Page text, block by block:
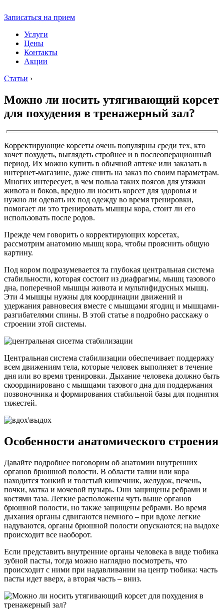
Записаться на прием
Услуги
Цены
Контакты
Акции
Статьи ›
Можно ли носить утягивающий корсет
для похудения в тренажерный зал?
Корректирующие корсеты очень популярны среди тех, кто
хочет похудеть, выглядеть стройнее и в послеоперационный
период. Их можно купить в обычной аптеке или заказать в
интернет-магазине, даже сшить на заказ по своим параметрам.
Многих интересует, в чем польза таких поясов для утяжки
живота и боков, вредно ли носить корсет для здоровья и
нужно ли одевать их под одежду во время тренировки,
помогает ли это тренировать мышцы кора, стоит ли его
использовать после родов.
Прежде чем говорить о корректирующих корсетах,
рассмотрим анатомию мышц кора, чтобы прояснить общую
картину.
Под кором подразумевается та глубокая центральная система
стабильности, которая состоит из диафрагмы, мышц тазового
дна, поперечной мышцы живота и мультифидусных мышц.
Эти 4 мышцы нужны для координации движений и
удержания равновесия вместе с мышцами ягодиц и мышцами-
разгибателями спины. В этой статье я подробно расскажу о
строении этой системы.
Центральная система стабилизации обеспечивает поддержку
всем движениям тела, которые человек выполняет в течение
дня или во время тренировки. Дыхание человека должно быть
скоординировано с мышцами тазового дна для поддержания
позвоночника и формирования стабильной базы для поднятия
тяжестей.
Особенности анатомического строения
Давайте подробнее поговорим об анатомии внутренних
органов брюшной полости. В области талии или кора
находится тонкий и толстый кишечник, желудок, печень,
почки, матка и мочевой пузырь. Они защищены ребрами и
костями таза. Легкие расположены чуть выше органов
брюшной полости, но также защищены ребрами. Во время
дыхания органы сдвигаются немного – при вдохе легкие
надуваются, органы брюшной полости опускаются; на выдохе
происходит все наоборот.
Если представить внутренние органы человека в виде тюбика
зубной пасты, тогда можно наглядно посмотреть, что
происходит с ними при надавливании на центр тюбика: часть
пасты идет вверх, а вторая часть – вниз.